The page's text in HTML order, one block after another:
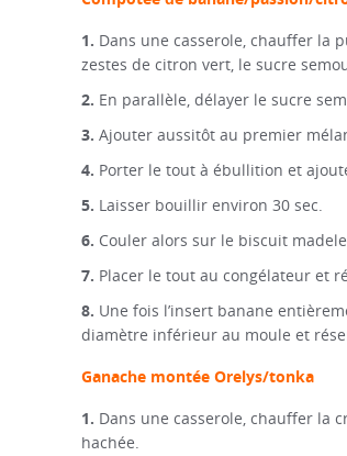
Dans une casserole, chauffer la
zestes de citron vert, le sucre
En parallèle, délayer le sucre
Ajouter aussitôt au premier
Porter le tout à ébullition et
Laisser bouillir environ 30 sec.
Couler alors sur le biscuit
Placer le tout au congélateur et
Une fois l’insert banane
diamètre inférieur au moule et
Ganache montée Orelys/tonka
Dans une casserole, chauffer la
hachée.